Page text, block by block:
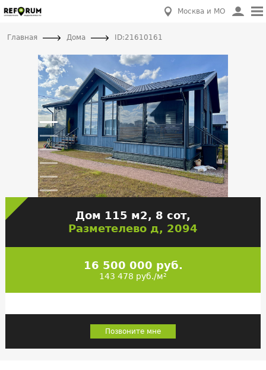
Москва и МО
Главная Дома ID:21610161
Дом 115 м2, 8 сот,
Разметелево д, 2094
16 500 000 руб.
143 478 руб./м²
Позвоните мне